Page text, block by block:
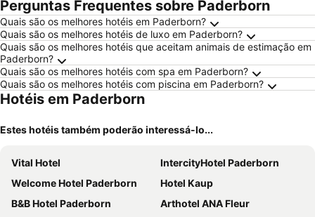
Perguntas Frequentes sobre Paderborn
Quais são os melhores hotéis em Paderborn?
Quais são os melhores hotéis de luxo em Paderborn?
Quais são os melhores hotéis que aceitam animais de estimação em
Paderborn?
Quais são os melhores hotéis com spa em Paderborn?
Quais são os melhores hotéis com piscina em Paderborn?
Hotéis em Paderborn
Estes hotéis também poderão interessá-lo...
Vital Hotel
IntercityHotel Paderborn
Welcome Hotel Paderborn
Hotel Kaup
B&B Hotel Paderborn
Arthotel ANA Fleur